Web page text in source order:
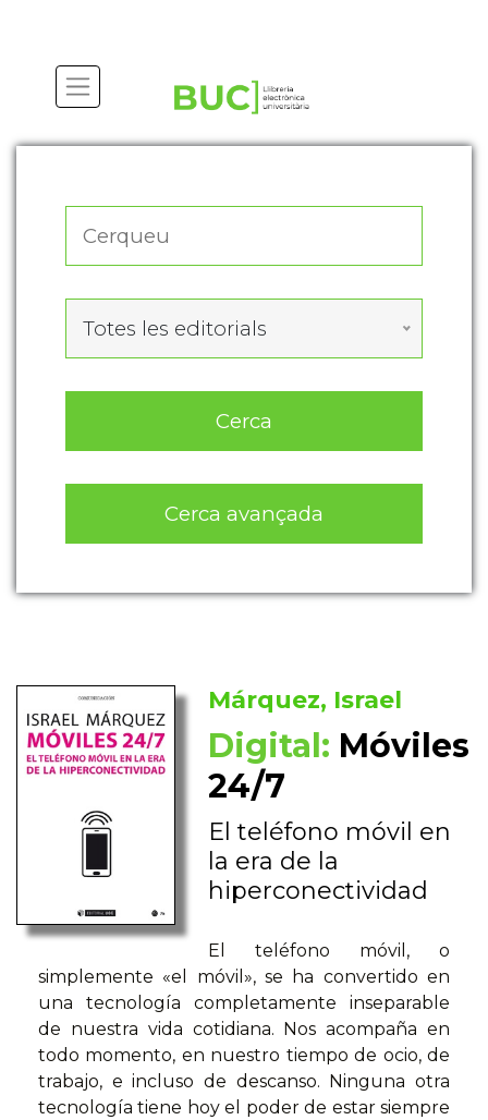
Totes les editorials
Cerca
Cerca avançada
Márquez, Israel
Digital: Móviles
24/7
El teléfono móvil en
la era de la
hiperconectividad
El teléfono móvil, o
simplemente «el móvil», se ha convertido en
una tecnología completamente inseparable
de nuestra vida cotidiana. Nos acompaña en
todo momento, en nuestro tiempo de ocio, de
trabajo, e incluso de descanso. Ninguna otra
tecnología tiene hoy el poder de estar siempre